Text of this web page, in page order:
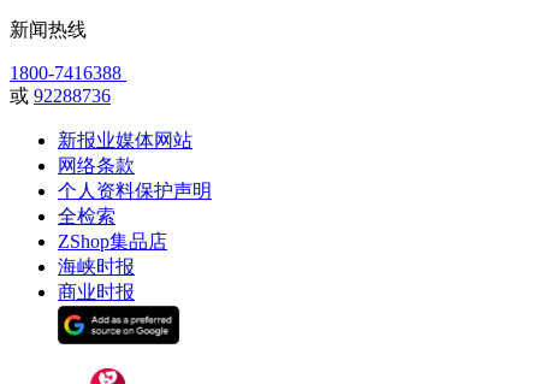
新闻热线
1800-7416388
或 92288736
新报业媒体网站
网络条款
个人资料保护声明
全检索
ZShop集品店
海峡时报
商业时报